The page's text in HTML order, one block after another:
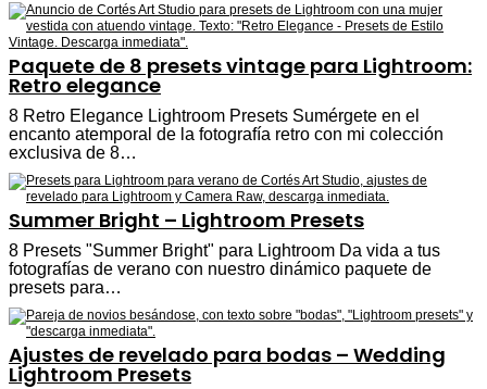
Paquete de 8 presets vintage para Lightroom:
Retro elegance
8 Retro Elegance Lightroom Presets Sumérgete en el
encanto atemporal de la fotografía retro con mi colección
exclusiva de 8…
Summer Bright – Lightroom Presets
8 Presets "Summer Bright" para Lightroom Da vida a tus
fotografías de verano con nuestro dinámico paquete de
presets para…
Ajustes de revelado para bodas – Wedding
Lightroom Presets